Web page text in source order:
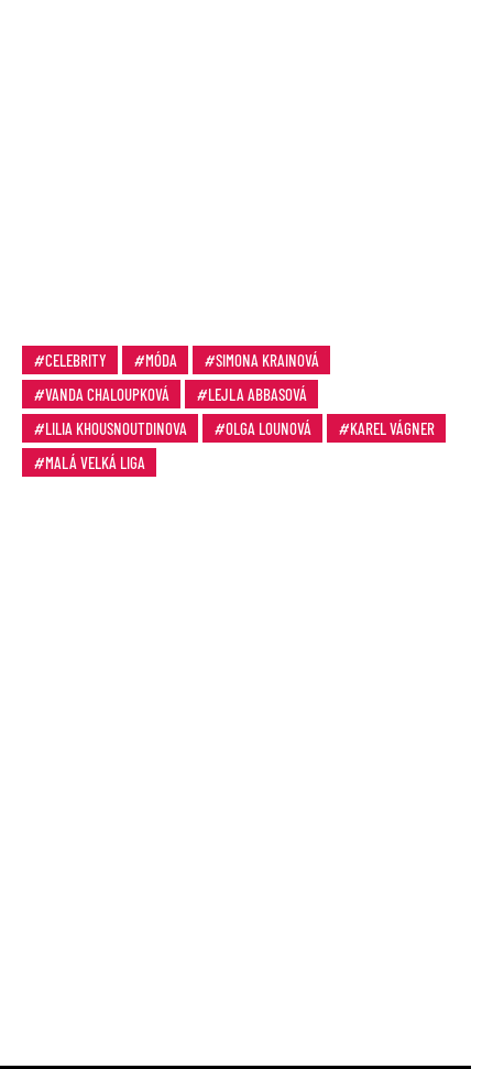
CELEBRITY MÓDA
SIMONA KRAINOVÁ
VANDA CHALOUPKOVÁ
LEJLA ABBASOVÁ
LILIA KHOUSNOUTDINOVA
OLGA LOUNOVÁ
KAREL VÁGNER
MALÁ VELKÁ LIGA